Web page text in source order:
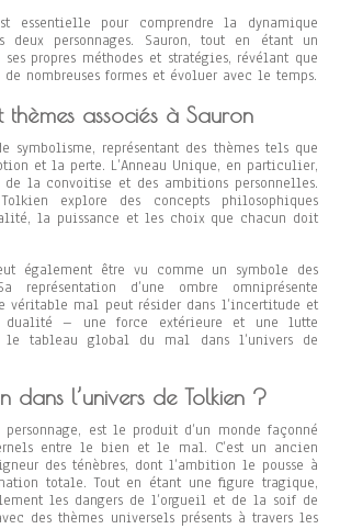
essentielle pour comprendre la dynamique
deux personnages. Sauron, tout en étant un
propres méthodes et stratégies, révélant que
nombreuses formes et évoluer avec le temps.
thèmes associés à Sauron
symbolisme, représentant des thèmes tels que
et la perte. L’Anneau Unique, en particulier,
la convoitise et des ambitions personnelles.
explore des concepts philosophiques
la puissance et les choix que chacun doit
également être vu comme un symbole des
représentation d’une ombre omniprésente
véritable mal peut résider dans l’incertitude et
dualité – une force extérieure et une lutte
tableau global du mal dans l’univers de
dans l’univers de Tolkien ?
est le produit d’un monde façonné
entre le bien et le mal. C’est un ancien
des ténèbres, dont l’ambition le pousse à
totale. Tout en étant une figure tragique,
les dangers de l’orgueil et de la soif de
des thèmes universels présents à travers les